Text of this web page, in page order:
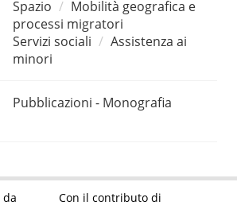
Spazio
Mobilità geografica e
processi migratori
Servizi sociali
Assistenza ai
minori
Pubblicazioni - Monografia
da Con il contributo di